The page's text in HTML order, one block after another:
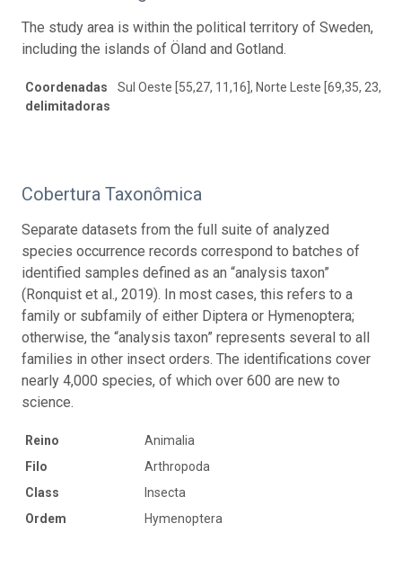
The study area is within the political territory of Sweden,
including the islands of Öland and Gotland.
Coordenadas
delimitadoras
Sul Oeste [55,27, 11,16], Norte Leste [69,35, 23,82]
Cobertura Taxonômica
Separate datasets from the full suite of analyzed
species occurrence records correspond to batches of
identified samples defined as an “analysis taxon”
(Ronquist et al., 2019). In most cases, this refers to a
family or subfamily of either Diptera or Hymenoptera;
otherwise, the “analysis taxon” represents several to all
families in other insect orders. The identifications cover
nearly 4,000 species, of which over 600 are new to
science.
Reino
Animalia
Filo
Arthropoda
Class
Insecta
Ordem
Hymenoptera